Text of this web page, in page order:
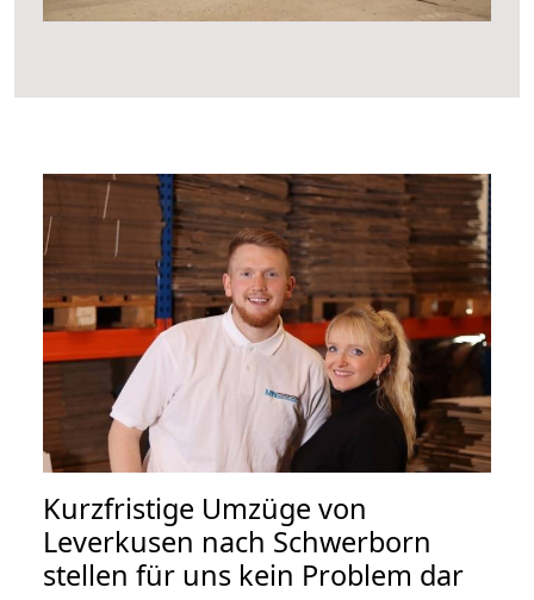
Kurzfristige Umzüge von
Leverkusen nach Schwerborn
stellen für uns kein Problem dar